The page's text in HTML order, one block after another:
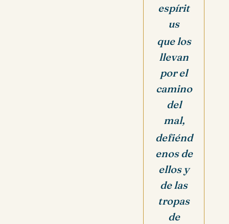
espírit
us
que los
llevan
por el
camino
del
mal,
defiénd
enos de
ellos y
de las
tropas
de